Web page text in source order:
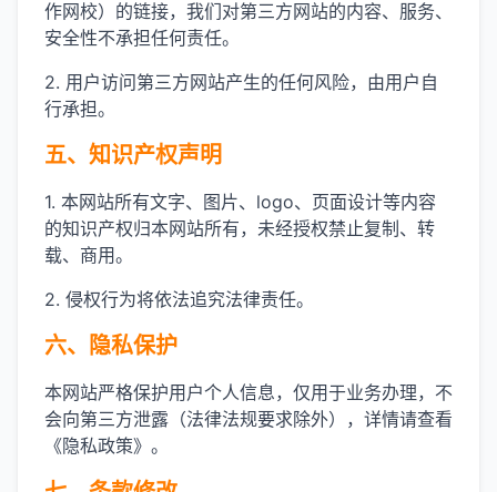
作网校）的链接，我们对第三方网站的内容、服务、
安全性不承担任何责任。
2. 用户访问第三方网站产生的任何风险，由用户自
行承担。
五、知识产权声明
1. 本网站所有文字、图片、logo、页面设计等内容
的知识产权归本网站所有，未经授权禁止复制、转
载、商用。
2. 侵权行为将依法追究法律责任。
六、隐私保护
本网站严格保护用户个人信息，仅用于业务办理，不
会向第三方泄露（法律法规要求除外），详情请查看
《隐私政策》。